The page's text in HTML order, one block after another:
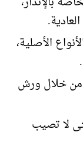
الأصلية،
من خلال ورش
لا تصيب